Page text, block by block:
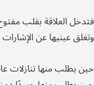
فتدخل العلاقة بقلب
وتغلق عينيها عن الإشارات
حين يطلب منها تنازلات